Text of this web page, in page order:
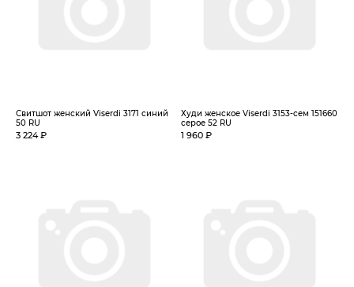
Свитшот женский Viserdi 3171 синий
50 RU
3 224 ₽
Худи женское Viserdi 3153-сем 151660
серое 52 RU
1 960 ₽